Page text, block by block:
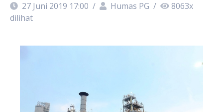
27 Juni 2019 17:00 / Humas PG / 8063x
dilihat